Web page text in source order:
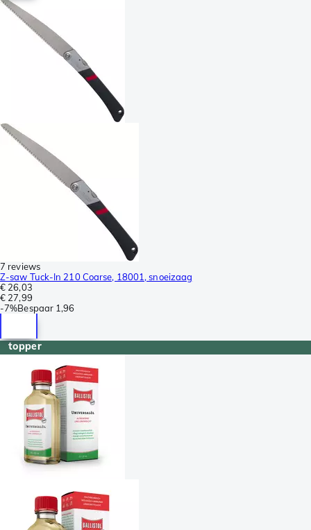
7 reviews
Z-saw Tuck-In 210 Coarse, 18001, snoeizaag
€ 26,03
€ 27,99
-7%Bespaar 1,96
topper